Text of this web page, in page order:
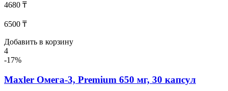
4680 ₸
6500 ₸
Добавить в корзину
4
-17%
Maxler Омега-3, Premium 650 мг, 30 капсул